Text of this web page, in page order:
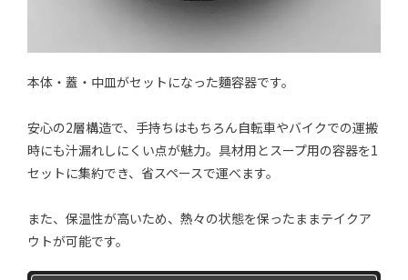
本体・蓋・中皿がセットになった麵容器です。
安心の2層構造で、手持ちはもちろん自転車やバイクでの運搬
時にも汁漏れしにくい点が魅力。具材用とスープ用の容器を1
セットに集約でき、省スペースで運べます。
また、保温性が高いため、熱々の状態を保ったままテイクア
ウトが可能です。